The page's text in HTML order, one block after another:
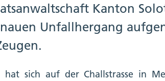
Kanton
Unfallhergang
sich auf der Challstrasse in